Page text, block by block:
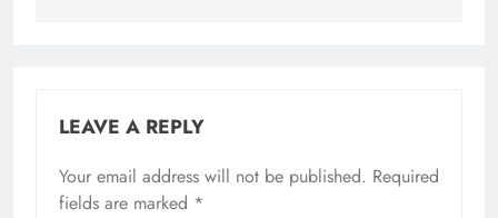
LEAVE A REPLY
Your email address will not be published. Required
fields are marked *